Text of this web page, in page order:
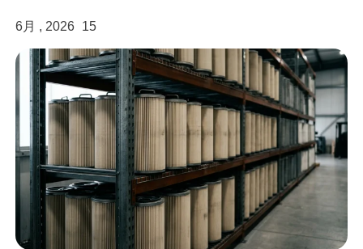
6月 , 2026 15